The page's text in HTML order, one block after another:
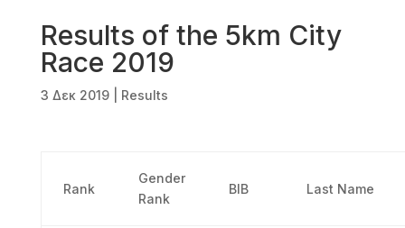
Results of the 5km City
Race 2019
3 Δεκ 2019| Results
Rank
Gender
Rank
BIB Last Name